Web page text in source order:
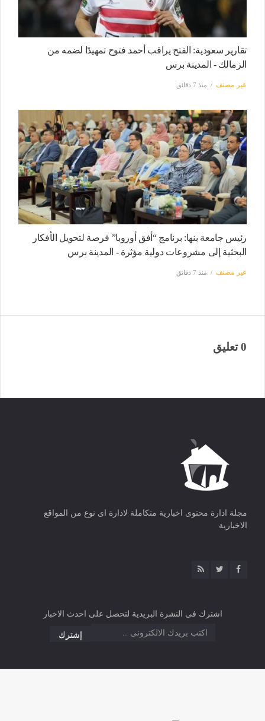
تقارير سعودية: الفتح يراقب أحمد فتوح تمهيدًا لضمه من
الزمالك - المدينة برس
غير مصنف منذ 7 دقائق
رئيس جامعة بنها: برنامج “أفق أوروبا” فرصة لتحويل الأفكار
البحثية إلى مشروعات دولية مؤثرة - المدينة برس
غير مصنف منذ 7 دقائق
0 تعليق
مجلة ادارة محتوى اخبارية متكاملة لادارة اى نوع من المواقع
الاخبارية
اشترك فى النشرة البريدية لتحصل على احدث الاخبار